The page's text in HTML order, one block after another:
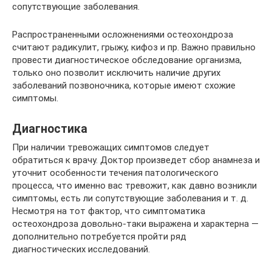
сопутствующие заболевания.
Распространенными осложнениями остеохондроза
считают радикулит, грыжу, кифоз и пр. Важно правильно
провести диагностическое обследование организма,
только оно позволит исключить наличие других
заболеваний позвоночника, которые имеют схожие
симптомы.
Диагностика
При наличии тревожащих симптомов следует
обратиться к врачу. Доктор произведет сбор анамнеза и
уточнит особенности течения патологического
процесса, что именно вас тревожит, как давно возникли
симптомы, есть ли сопутствующие заболевания и т. д.
Несмотря на тот фактор, что симптоматика
остеохондроза довольно-таки выражена и характерна —
дополнительно потребуется пройти ряд
диагностических исследований.